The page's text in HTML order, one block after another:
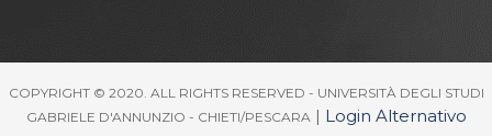
COPYRIGHT © 2020. ALL RIGHTS RESERVED - UNIVERSITÀ DEGLI STUDI
GABRIELE D'ANNUNZIO - CHIETI/PESCARA| Login Alternativo